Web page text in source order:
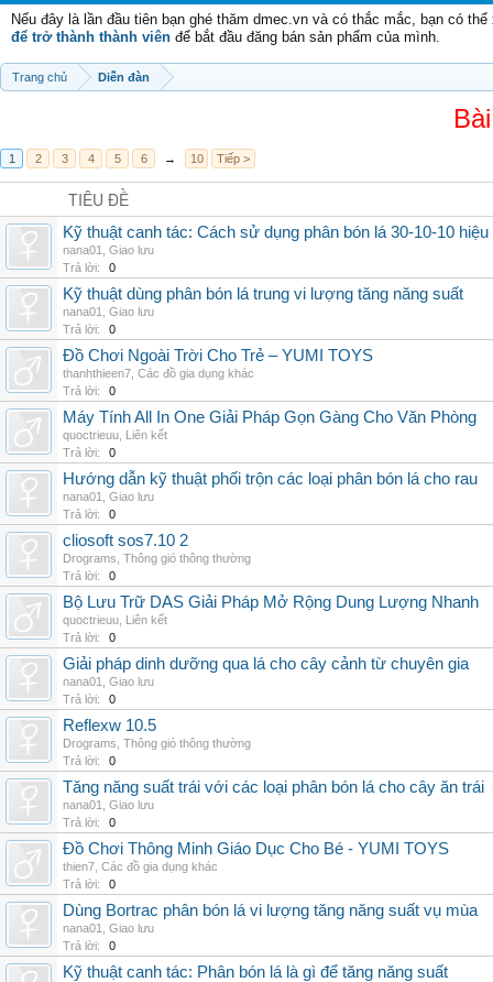
Nếu đây là lần đầu tiên bạn ghé thăm dmec.vn và có thắc mắc, bạn có
để trở thành thành viên để bắt đầu đăng bán sản phẩm của mình.
Trang chủ Diễn đàn
1 2 3 4 5 6 → 10 Tiếp >
TIÊU ĐỀ
Kỹ thuật canh tác: Cách sử dụng phân bón lá 30-10-10 hiệu
nana01
Giao lưu
Trả lời:
0
Kỹ thuật dùng phân bón lá trung vi lượng tăng năng suất
nana01
Giao lưu
Trả lời:
0
Đồ Chơi Ngoài Trời Cho Trẻ – YUMI TOYS
thanhthieen7 Các đồ gia dụng khác
Trả lời:
0
Máy Tính All In One Giải Pháp Gọn Gàng Cho Văn Phòng
quoctrieuu Liên kết
Trả lời:
0
Hướng dẫn kỹ thuật phối trộn các loại phân bón lá cho rau
nana01
Giao lưu
Trả lời:
0
cliosoft sos7.10 2
Drograms Thông gió thông thường
Trả lời:
0
Bộ Lưu Trữ DAS Giải Pháp Mở Rộng Dung Lượng Nhanh
quoctrieuu Liên kết
Trả lời:
0
Giải pháp dinh dưỡng qua lá cho cây cảnh từ chuyên gia
nana01
Giao lưu
Trả lời:
0
Reflexw 10.5
Drograms Thông gió thông thường
Trả lời:
0
Tăng năng suất trái với các loại phân bón lá cho cây ăn trái
nana01
Giao lưu
Trả lời:
0
Đồ Chơi Thông Minh Giáo Dục Cho Bé - YUMI TOYS
thien7 Các đồ gia dụng khác
Trả lời:
0
Dùng Bortrac phân bón lá vi lượng tăng năng suất vụ mùa
nana01
Giao lưu
Trả lời:
0
Kỹ thuật canh tác: Phân bón lá là gì để tăng năng suất